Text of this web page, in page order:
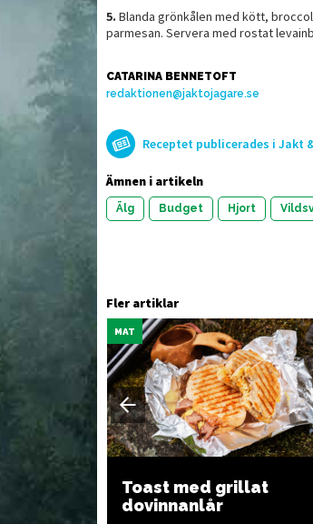
5. Blanda grönkålen med kött,
parmesan. Servera med rostat
CATARINA BENNETOFT
redaktionen@jaktojagare.se
Receptet publicerades i Jakt
Ämnen i artikeln
Älg Budget Hjort
Fler artiklar
MAT
Toast med grillat
dovinnanlår